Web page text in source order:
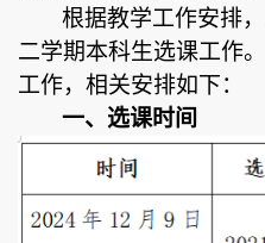
根据教学工作安排，
二学期本科生选课工作。
工作， 相关安排如下：
一、 选课时间